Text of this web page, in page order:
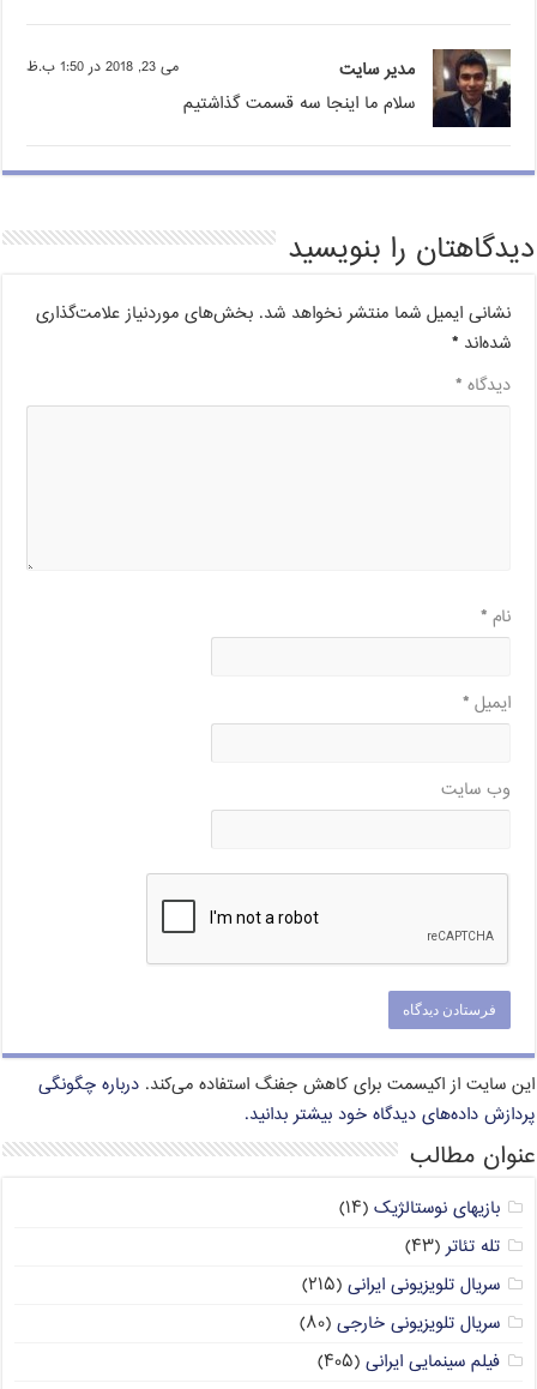
مدیر سایت می 23, 2018 در 1:50 ب.ظ
سلام ما اینجا سه قسمت گذاشتیم
دیدگاهتان را بنویسید
نشانی ایمیل شما منتشر نخواهد شد. بخش‌های موردنیاز علامت‌گذاری
شده‌اند*
دیدگاه*
نام*
ایمیل*
وب‌ سایت
این سایت از اکیسمت برای کاهش جفنگ استفاده می‌کند.درباره چگونگی
پردازش داده‌های دیدگاه خود بیشتر بدانید.
عنوان مطالب
بازیهای نوستالژیک (۱۴)
تله تئاتر (۴۳)
سریال تلویزیونی ایرانی (۲۱۵)
سریال تلویزیونی خارجی (۸۰)
فیلم سینمایی ایرانی (۴۰۵)